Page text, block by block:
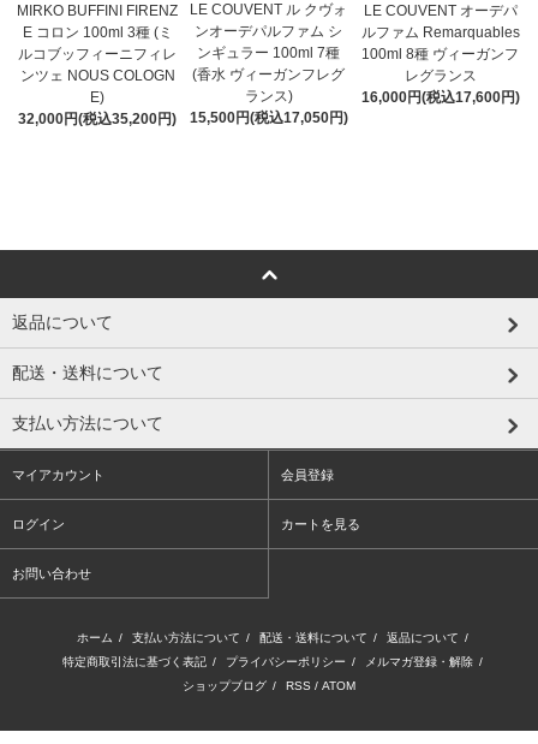
MIRKO BUFFINI FIRENZ
E コロン 100ml 3種 (ミ
ルコブッフィーニフィレ
ンツェ NOUS COLOGN
E)
32,000円(税込35,200円)
LE COUVENT ル クヴォ
ンオーデパルファム シ
ンギュラー 100ml 7種
(香水 ヴィーガンフレグ
ランス)
15,500円(税込17,050円)
LE COUVENT オーデパ
ルファム Remarquables
100ml 8種 ヴィーガンフ
レグランス
16,000円(税込17,600円)
返品について
配送・送料について
支払い方法について
マイアカウント 会員登録
ログイン カートを見る
お問い合わせ
ホーム / 支払い方法について / 配送・送料について / 返品について /
特定商取引法に基づく表記 / プライバシーポリシー / メルマガ登録・解除 /
ショップブログ / RSS / ATOM